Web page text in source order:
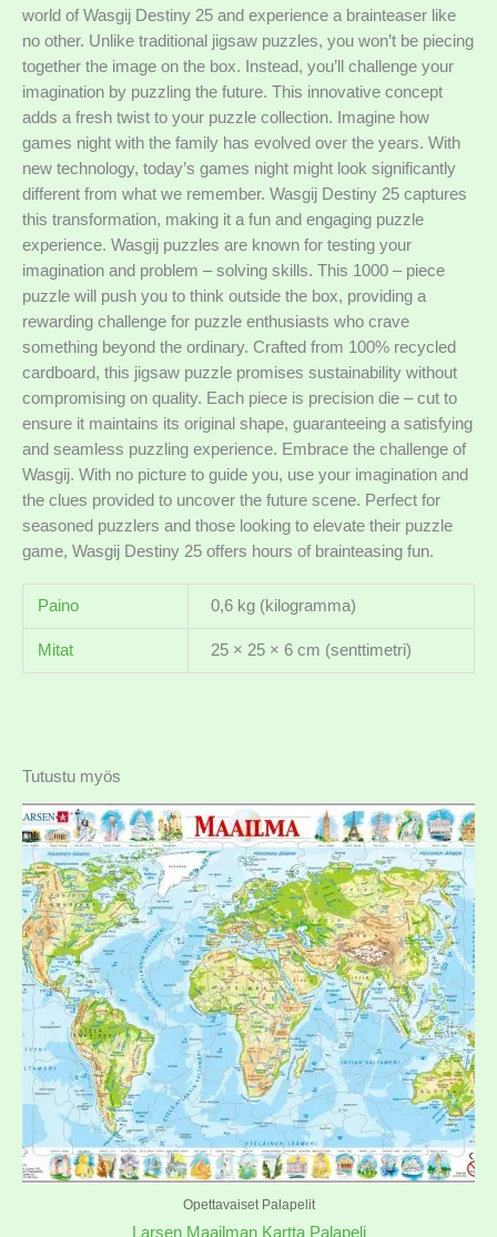
world of Wasgij Destiny 25 and experience a brainteaser like
no other. Unlike traditional jigsaw puzzles, you won’t be piecing
together the image on the box. Instead, you’ll challenge your
imagination by puzzling the future. This innovative concept
adds a fresh twist to your puzzle collection. Imagine how
games night with the family has evolved over the years. With
new technology, today’s games night might look significantly
different from what we remember. Wasgij Destiny 25 captures
this transformation, making it a fun and engaging puzzle
experience. Wasgij puzzles are known for testing your
imagination and problem – solving skills. This 1000 – piece
puzzle will push you to think outside the box, providing a
rewarding challenge for puzzle enthusiasts who crave
something beyond the ordinary. Crafted from 100% recycled
cardboard, this jigsaw puzzle promises sustainability without
compromising on quality. Each piece is precision die – cut to
ensure it maintains its original shape, guaranteeing a satisfying
and seamless puzzling experience. Embrace the challenge of
Wasgij. With no picture to guide you, use your imagination and
the clues provided to uncover the future scene. Perfect for
seasoned puzzlers and those looking to elevate their puzzle
game, Wasgij Destiny 25 offers hours of brainteasing fun.
Paino 0,6 kg (kilogramma)
Mitat 25 × 25 × 6 cm (senttimetri)
Tutustu myös
Opettavaiset Palapelit
Larsen Maailman Kartta Palapeli